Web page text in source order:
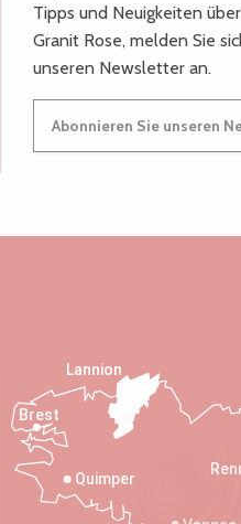
Tipps und Neuigkeiten
Granit Rose, melden Sie
unseren Newsletter an.
Abonnieren Sie unseren
Quimper
Lannion
Brest